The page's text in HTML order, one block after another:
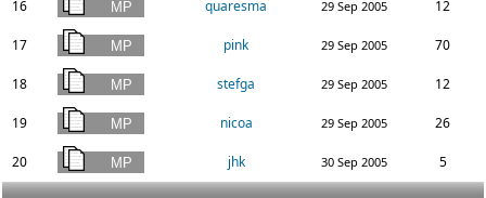
16 quaresma 29 Sep 2005 12
17 pink 29 Sep 2005 70
18 stefga 29 Sep 2005 12
19 nicoa 29 Sep 2005 26
20 jhk 30 Sep 2005 5